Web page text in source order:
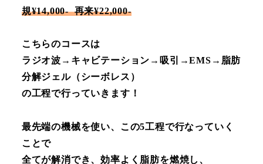
規¥14,000- 再来¥22,000-
こちらのコースは
ラジオ波→キャビテーション→吸引→EMS→脂肪
分解ジェル（シーボレス）
の工程で行っていきます！
最先端の機械を使い、この5工程で行なっていく
ことで
全てが解消でき、効率よく脂肪を燃焼し、